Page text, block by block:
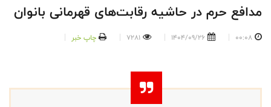
مدافع حرم در حاشیه رقابت‌های قهرمانی بانوان
00:08
1404/09/26
7281 چاپ خبر